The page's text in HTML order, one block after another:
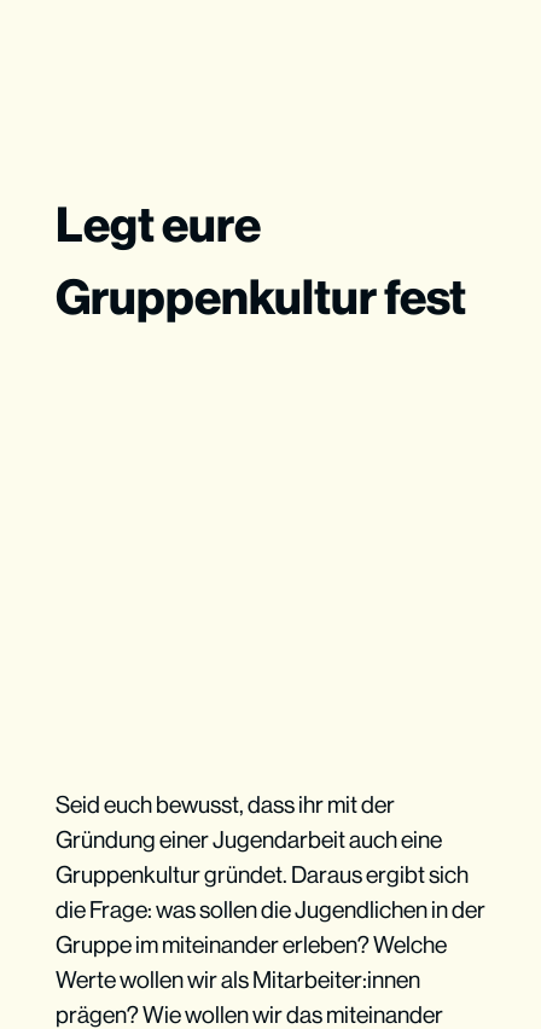
Legt eure
Gruppenkultur fest
Seid euch bewusst, dass ihr mit der
Gründung einer Jugendarbeit auch eine
Gruppenkultur gründet. Daraus ergibt sich
die Frage: was sollen die Jugendlichen in der
Gruppe im miteinander erleben? Welche
Werte wollen wir als Mitarbeiter:innen
prägen? Wie wollen wir das miteinander